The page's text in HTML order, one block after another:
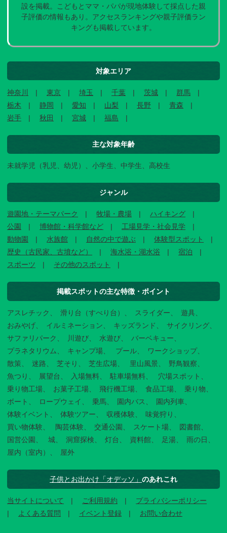
設を掲載。こどもとママ・パパが現地体験して採点した親
子評価の情報もあり。アクセスランキングや親子評価ラン
キングも掲載しています。
対象エリア
神奈川 東京 埼玉 千葉 茨城
群馬
栃木
静岡 愛知 山梨 長野
青森
岩手
秋田 宮城 福島
主な対象年齢
未就学児（乳児、幼児）、小学生、中学生、高校生
ジャンル
遊園地・テーマパーク 牧場・農場
ハイキング
公園
博物館・科学館など
工場見学・社会見学
動物園
水族館 自然の中で遊ぶ
体験型スポット
歴史（古民家、古墳など）
海水浴・湖水浴
宿泊
スポーツ
その他のスポット
掲載スポットの主な特徴・ポイント
アスレチック 滑り台（すべり台） スライダー
遊具
おみやげ
イルミネーション キッズランド
サイクリング
サファリパーク
川遊び 水遊び
バーベキュー
プラネタリウム
キャンプ場 プール
ワークショップ
散策
迷路 芝そり 芝生広場 里山風景
野鳥観察
魚つり
展望台 入場無料 駐車場無料
穴場スポット
乗り物工場
お菓子工場 飛行機工場 食品工場
乗り物
ボート
ロープウェイ 乗馬 園内バス
園内列車
体験イベント
体験ツアー 収穫体験
味覚狩り
買い物体験
陶芸体験 交通公園 スケート場
図書館
国営公園
城 洞窟探検 灯台 資料館 足湯
雨の日
屋内（室内）
屋外
子供とお出かけ「オデッソ」 のあれこれ
当サイトについて ご利用規約
プライバシーポリシー
よくある質問
イベント登録 お問い合わせ